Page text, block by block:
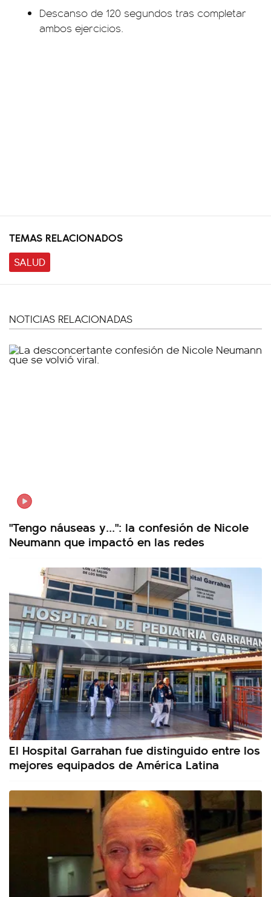
Descanso de 120 segundos tras completar
ambos ejercicios.
TEMAS RELACIONADOS
SALUD
NOTICIAS RELACIONADAS
"Tengo náuseas y...": la confesión de Nicole
Neumann que impactó en las redes
El Hospital Garrahan fue distinguido entre los
mejores equipados de América Latina